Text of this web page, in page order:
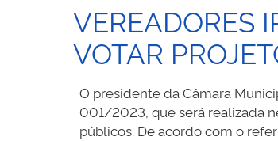
VEREADORES
VOTAR
O presidente da Câmara
001/2023, que será realizada
públicos. De acordo com o